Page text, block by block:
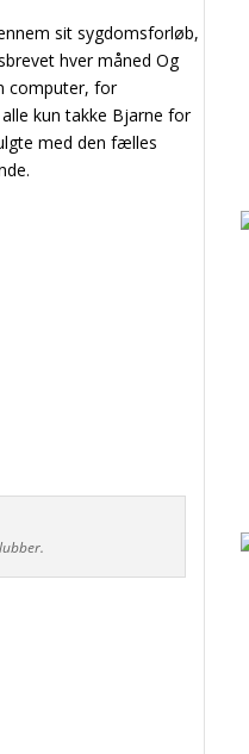
sit sygdomsforløb,
hver måned Og
computer, for
kun takke Bjarne for
med den fælles